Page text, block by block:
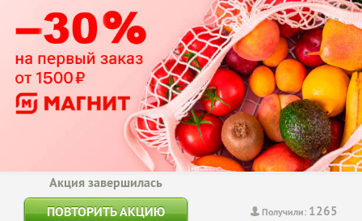
Получили: 1265
Акция завершилась
ПОВТОРИТЬ АКЦИЮ